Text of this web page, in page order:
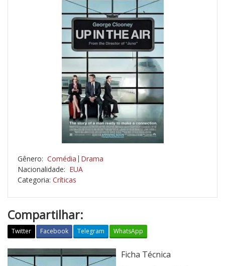
Gênero: Comédia Drama
Nacionalidade: EUA
Categoria: Críticas
Compartilhar:
Twitter Facebook Telegram WhatsApp
A
Ficha Técnica